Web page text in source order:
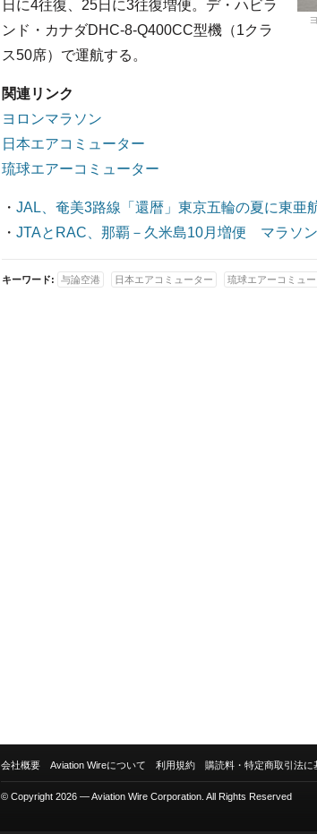
日に4往復、25日に3往復増便。デ・ハビラ
ンド・カナダDHC-8-Q400CC型機（1クラ
ス50席）で運航する。
関連リンク
ヨロンマラソン
日本エアコミューター
琉球エアーコミューター
・ JAL、奄美3路線「還暦」東京五輪の夏に東亜
・ JTAとRAC、那覇－久米島10月増便 マラソ
キーワード: 与論空港 日本エアコミューター 琉球エアーコミュ
会社概要 Aviation Wireについて 利用規約 購読料・特定商取引法に
© Copyright 2026 — Aviation Wire Corporation. All Rights Reserved